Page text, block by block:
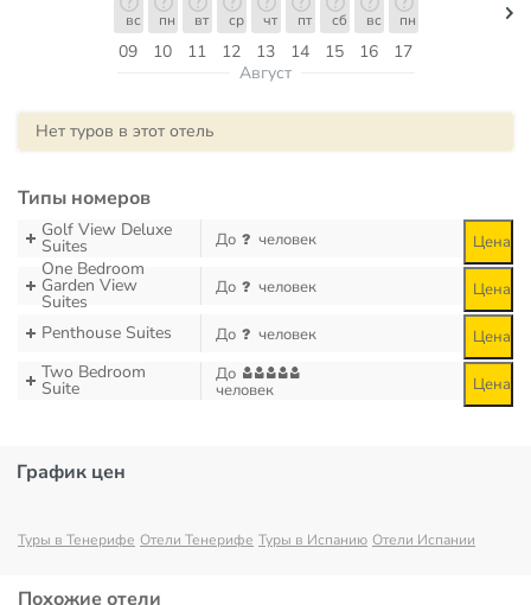
09
вс
10
пн
11
вт
12
ср
13
чт
14
пт
15
сб
16
вс
17
пн
Август
Нет туров в этот отель
Типы номеров
Golf View Deluxe
Suites До человек Цена
One Bedroom
Garden View
Suites
До человек Цена
Penthouse Suites До человек Цена
Two Bedroom
Suite
До
человек Цена
График цен
Туры в Тенерифе Отели Тенерифе Туры в Испанию Отели Испании
Похожие отели